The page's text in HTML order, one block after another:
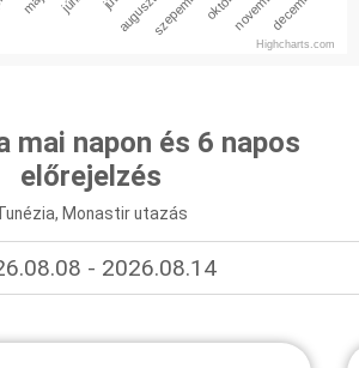
Highcharts.com
mai napon és 6 napos
előrejelzés
Monastir utazás
- 2026.08.14